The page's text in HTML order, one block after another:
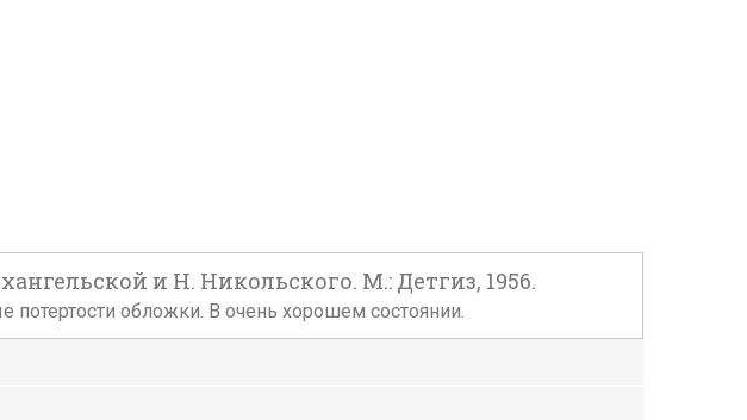
и Н. Никольского. М.: Детгиз, 1956.
потертости обложки. В очень хорошем состоянии.